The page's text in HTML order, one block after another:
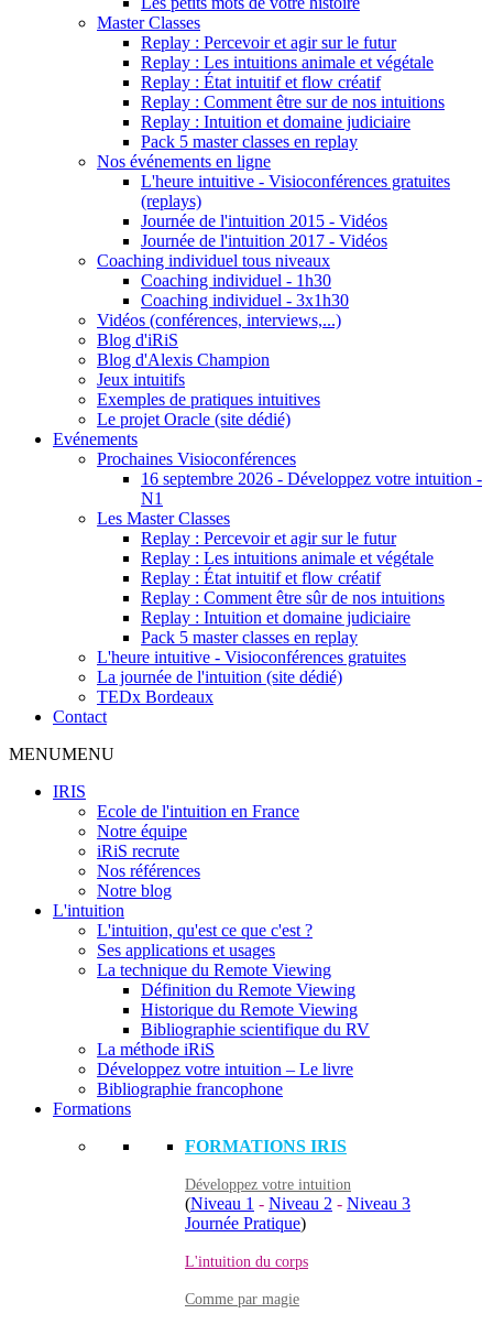
Master Classes
Replay : Percevoir et agir sur le futur
Replay : Les intuitions animale et végétale
Replay : État intuitif et flow créatif
Replay : Comment être sur de nos intuitions
Replay : Intuition et domaine judiciaire
Pack 5 master classes en replay
Nos événements en ligne
L'heure intuitive - Visioconférences gratuites
(replays)
Journée de l'intuition 2015 - Vidéos
Journée de l'intuition 2017 - Vidéos
Coaching individuel tous niveaux
Coaching individuel - 1h30
Coaching individuel - 3x1h30
Vidéos (conférences, interviews,...)
Blog d'iRiS
Blog d'Alexis Champion
Jeux intuitifs
Exemples de pratiques intuitives
Le projet Oracle (site dédié)
Evénements
Prochaines Visioconférences
16 septembre 2026 - Développez votre intuition -
N1
Les Master Classes
Replay : Percevoir et agir sur le futur
Replay : Les intuitions animale et végétale
Replay : État intuitif et flow créatif
Replay : Comment être sûr de nos intuitions
Replay : Intuition et domaine judiciaire
Pack 5 master classes en replay
L'heure intuitive - Visioconférences gratuites
La journée de l'intuition (site dédié)
TEDx Bordeaux
Contact
MENUMENU
IRIS
Ecole de l'intuition en France
Notre équipe
iRiS recrute
Nos références
Notre blog
L'intuition
L'intuition, qu'est ce que c'est ?
Ses applications et usages
La technique du Remote Viewing
Définition du Remote Viewing
Historique du Remote Viewing
Bibliographie scientifique du RV
La méthode iRiS
Développez votre intuition – Le livre
Bibliographie francophone
Formations
FORMATIONS IRIS
Développez votre intuition
(Niveau 1 - Niveau 2 - Niveau 3
Journée Pratique)
L'intuition du corps
Comme par magie